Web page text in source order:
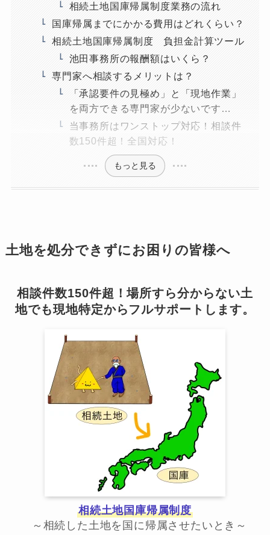
相続土地国庫帰属制度業務の流れ
国庫帰属までにかかる費用はどれくらい？
相続土地国庫帰属制度 負担金計算ツール
池田事務所の報酬額はいくら？
専門家へ相談するメリットは？
「承認要件の見極め」と「現地作業」
を両方できる専門家が少ないです…
当事務所はワンストップ対応！相談件
数150件超！全国対応！
もっと見る
土地を処分できずにお困りの皆様へ
相談件数150件超！場所すら分からない土
地でも現地特定からフルサポートします。
相続土地国庫帰属制度
～相続した土地を国に帰属させたいとき～